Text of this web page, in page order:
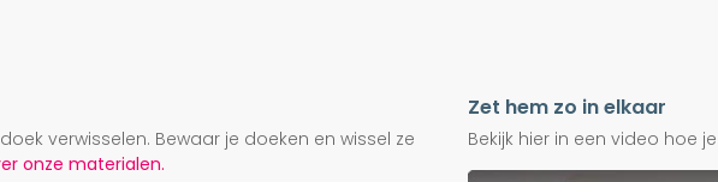
verwisselen. Bewaar je doeken en wissel ze
onze materialen.
Zet hem zo in elkaar
Bekijk hier in een video hoe